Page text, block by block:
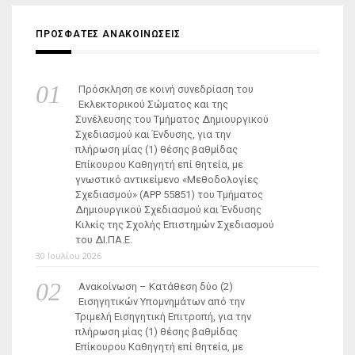
ΠΡΟΣΦΑΤΕΣ ΑΝΑΚΟΙΝΩΣΕΙΣ
Πρόσκληση σε κοινή συνεδρίαση του
Εκλεκτορικού Σώματος και της
Συνέλευσης του Τμήματος Δημιουργικού
Σχεδιασμού και Ένδυσης, για την
πλήρωση μίας (1) θέσης βαθμίδας
Επίκουρου Καθηγητή επί θητεία, με
γνωστικό αντικείμενο «Μεθοδολογίες
Σχεδιασμού» (ΑΡΡ 55851) του Τμήματος
Δημιουργικού Σχεδιασμού και Ένδυσης
Κιλκίς της Σχολής Επιστημών Σχεδιασμού
του ΔΙ.ΠΑ.Ε.
30 Ιουλίου 2026
Ανακοίνωση – Κατάθεση δύο (2)
Εισηγητικών Υπομνημάτων από την
Τριμελή Εισηγητική Επιτροπή, για την
πλήρωση μίας (1) θέσης βαθμίδας
Επίκουρου Καθηγητή επί θητεία, με